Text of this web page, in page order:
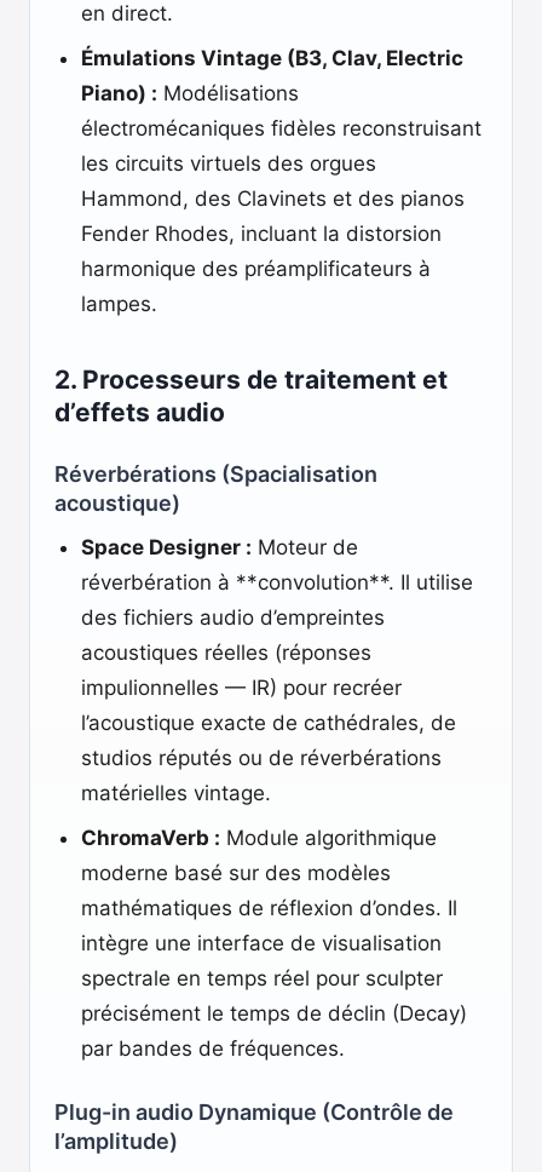
en direct.
Émulations Vintage (B3, Clav, Electric
Piano) : Modélisations
électromécaniques fidèles reconstruisant
les circuits virtuels des orgues
Hammond, des Clavinets et des pianos
Fender Rhodes, incluant la distorsion
harmonique des préamplificateurs à
lampes.
2. Processeurs de traitement et
d’effets audio
Réverbérations (Spacialisation
acoustique)
Space Designer : Moteur de
réverbération à **convolution**. Il utilise
des fichiers audio d’empreintes
acoustiques réelles (réponses
impulionnelles — IR) pour recréer
l’acoustique exacte de cathédrales, de
studios réputés ou de réverbérations
matérielles vintage.
ChromaVerb : Module algorithmique
moderne basé sur des modèles
mathématiques de réflexion d’ondes. Il
intègre une interface de visualisation
spectrale en temps réel pour sculpter
précisément le temps de déclin (Decay)
par bandes de fréquences.
Plug-in audio Dynamique (Contrôle de
l’amplitude)